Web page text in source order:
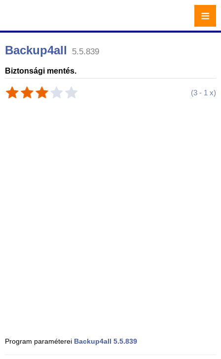
Backup4all 5.5.839
Biztonsági mentés.
(3 - 1 x)
Program paraméterei Backup4all 5.5.839
≡